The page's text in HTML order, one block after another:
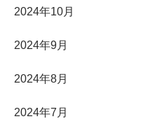
2024年10月
2024年9月
2024年8月
2024年7月